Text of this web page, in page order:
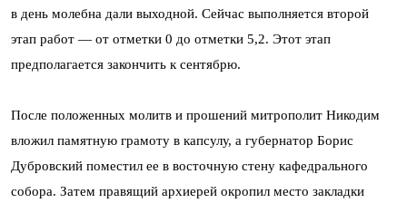
в день молебна дали выходной. Сейчас выполняется второй
этап работ — от отметки 0 до отметки 5,2. Этот этап
предполагается закончить к сентябрю.
После положенных молитв и прошений митрополит Никодим
вложил памятную грамоту в капсулу, а губернатор Борис
Дубровский поместил ее в восточную стену кафедрального
собора. Затем правящий архиерей окропил место закладки